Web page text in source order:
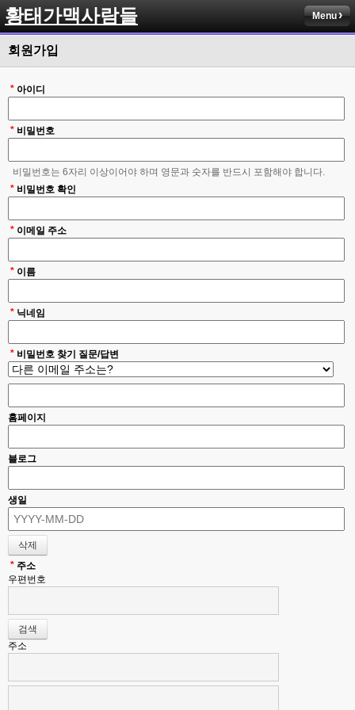
황태가맥사람들 Menu
회원가입
아이디
*
비밀번호
*
비밀번호는 6자리 이상이어야 하며 영문과 숫자를 반드시 포함해야 합니다.
비밀번호 확인
*
* 이메일 주소
* 이름
* 닉네임
* 비밀번호 찾기 질문/답변
홈페이지
블로그
생일
* 주소
우편번호
주소